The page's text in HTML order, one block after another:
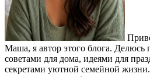
Маша, я автор этого блога.
советами для дома, идеями для
секретами уютной семейной жизни.